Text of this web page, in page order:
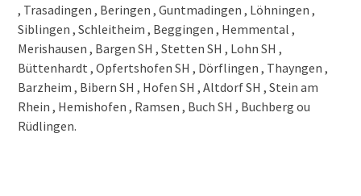
, Trasadingen , Beringen , Guntmadingen , Löhningen ,
Siblingen , Schleitheim , Beggingen , Hemmental ,
Merishausen , Bargen SH , Stetten SH , Lohn SH ,
Büttenhardt , Opfertshofen SH , Dörflingen , Thayngen ,
Barzheim , Bibern SH , Hofen SH , Altdorf SH , Stein am
Rhein , Hemishofen , Ramsen , Buch SH , Buchberg ou
Rüdlingen.